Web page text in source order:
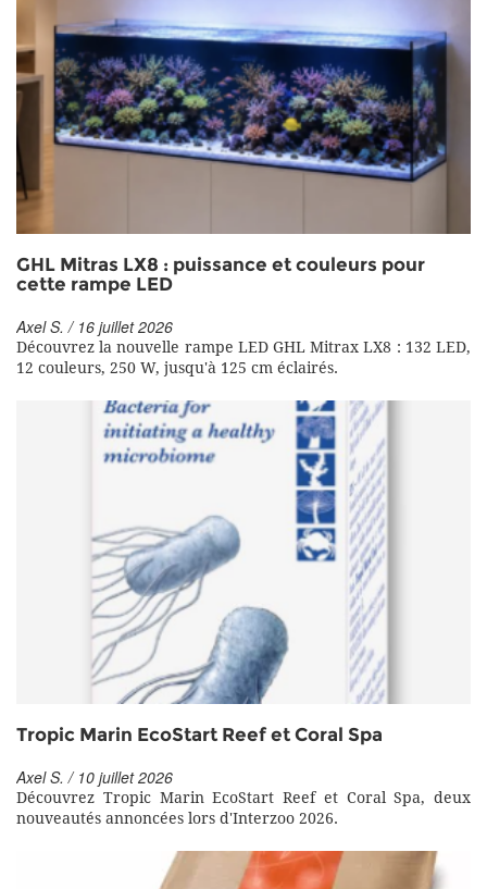
GHL Mitras LX8 : puissance et couleurs pour
cette rampe LED
Axel S. / 16 juillet 2026
Découvrez la nouvelle rampe LED GHL Mitrax LX8 : 132 LED,
12 couleurs, 250 W, jusqu'à 125 cm éclairés.
Tropic Marin EcoStart Reef et Coral Spa
Axel S. / 10 juillet 2026
Découvrez Tropic Marin EcoStart Reef et Coral Spa, deux
nouveautés annoncées lors d'Interzoo 2026.